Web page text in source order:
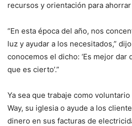
recursos y orientación para
“En esta época del año, nos
luz y ayudar a los necesitados,”
conocemos el dicho: ‘Es mejor
que es cierto’.”
Ya sea que trabaje como
Way, su iglesia o ayude a los
dinero en sus facturas de